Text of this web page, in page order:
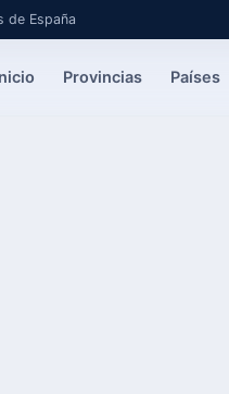
de España
Provincias Países